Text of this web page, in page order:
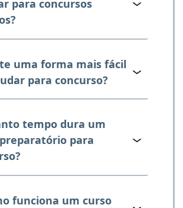
para concursos
uma forma mais fácil
para concurso?
tempo dura um
para
funciona um curso